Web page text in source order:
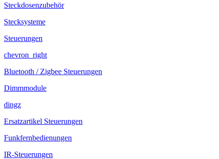
Steckdosenzubehör
Stecksysteme
Steuerungen
chevron_right
Bluetooth / Zigbee Steuerungen
Dimmmodule
dingz
Ersatzartikel Steuerungen
Funkfernbedienungen
IR-Steuerungen